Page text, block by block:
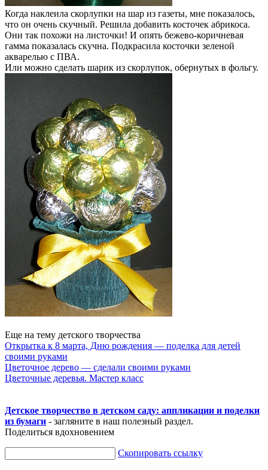
Когда наклеила скорлупки на шар из газеты, мне показалось,
что он очень скучный. Решила добавить косточек абрикоса.
Они так похожи на листочки! И опять бежево-коричневая
гамма показалась скучна. Подкрасила косточки зеленой
акварелью с ПВА.
Или можно сделать шарик из скорлупок, обернутых в фольгу.
Еще на тему детского творчества
Открытка к 8 марта, Дню рождения — поделка для детей
своими руками
Цветочное дерево — сделали своими руками
Цветочные деревья. Мастер класс
Детское творчество в детском саду: аппликации и поделки
из бумаги - загляните в наш полезный раздел.
Поделиться вдохновением
Скопировать ссылку